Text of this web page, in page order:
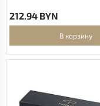
212.94 BYN
В корзину